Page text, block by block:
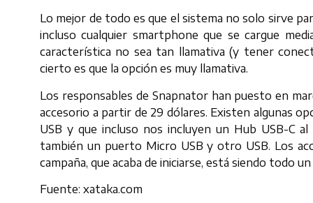
Lo mejor de todo es que el sistema no solo sirve
incluso cualquier smartphone que se cargue
característica no sea tan llamativa (y tener
cierto es que la opción es muy llamativa.
Los responsables de Snapnator han puesto en
accesorio a partir de 29 dólares. Existen algunas
USB y que incluso nos incluyen un Hub USB-C
también un puerto Micro USB y otro USB. Los
campaña, que acaba de iniciarse, está siendo todo
Fuente: xataka.com